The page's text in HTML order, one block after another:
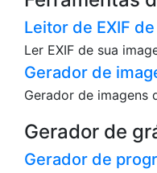
Leitor de EXIF
Ler EXIF de sua
Gerador de
Gerador de imagens
Gerador de
Gerador de